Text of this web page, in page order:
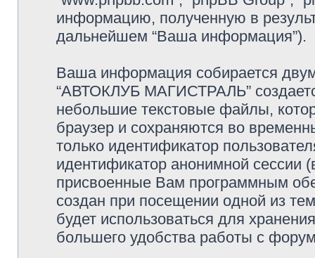
информацию, полученную в
дальнейшем “Ваша информация”).
Ваша информация собирается
“АВТОКЛУБ МАГИСТРАЛЬ”
небольшие текстовые файлы,
браузер и сохраняются во
только идентификатор
идентификатор анонимной сессии
присвоенные Вам программным
создан при посещении одной из
будет использоваться для
большего удобства работы с